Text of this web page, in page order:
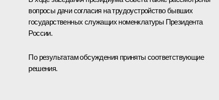
вопросы дачи согласия на трудоустройство бывших
государственных служащих номенклатуры Президента
России.
По результатам обсуждения приняты соответствующие
решения.